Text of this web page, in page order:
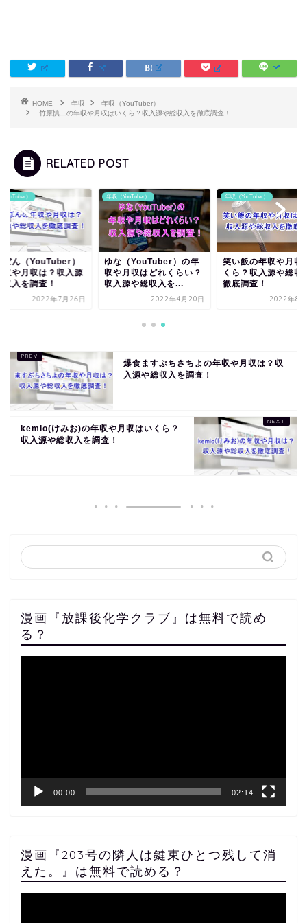
HOME 年収
年収（YouTuber）
竹原慎二の年収や月収はいくら？収入源や総収入を徹底調査！
RELATED POST
YouTuber）
ぼん（YouTuber）
収や月収は？収入源
収入を調査！
2022年7月26日
年収（YouTuber）
ゆな（YouTuber）の年
収や月収はどれくらい？
収入源や総収入を...
2022年4月20日
年収（YouTuber）
笑い飯の年収や月収
くら？収入源や総収
徹底調査！
2022年8
爆食ますぶちさちよの年収や月収は？収
入源や総収入を調査！
kemio(けみお)の年収や月収はいくら？
収入源や総収入を調査！
漫画『放課後化学クラブ』は無料で読め
る？
00:00 02:14
漫画『203号の隣人は鍵束ひとつ残して消
えた。』は無料で読める？